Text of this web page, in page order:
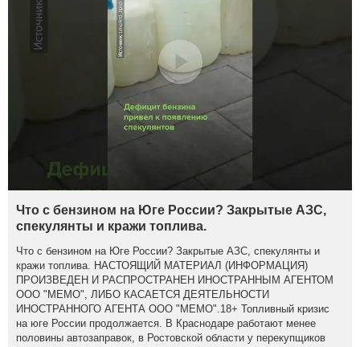
Что с бензином на Юге России? Закрытые АЗС,
спекулянты и кражи топлива.
Что с бензином на Юге России? Закрытые АЗС, спекулянты и
кражи топлива. НАСТОЯЩИЙ МАТЕРИАЛ (ИНФОРМАЦИЯ)
ПРОИЗВЕДЕН И РАСПРОСТРАНЕН ИНОСТРАННЫМ АГЕНТОМ
ООО "МЕМО", ЛИБО КАСАЕТСЯ ДЕЯТЕЛЬНОСТИ
ИНОСТРАННОГО АГЕНТА ООО "МЕМО".18+ Топливный кризис
на юге России продолжается. В Краснодаре работают менее
половины автозаправок, в Ростовской области у перекупщиков